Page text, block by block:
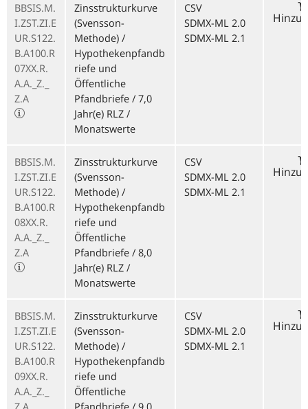
BBSIS.M.
I.ZST.ZI.E
UR.S122.
B.A100.R
07XX.R.
A.A._Z._
Z.A
Zinsstrukturkurve
(Svensson-
Methode) /
Hypothekenpfandb
riefe und
Öffentliche
Pfandbriefe / 7,0
Jahr(e) RLZ /
Monatswerte
CSV
SDMX-ML 2.0
SDMX-ML 2.1
BBSIS.M.
I.ZST.ZI.E
UR.S122.
B.A100.R
08XX.R.
A.A._Z._
Z.A
Zinsstrukturkurve
(Svensson-
Methode) /
Hypothekenpfandb
riefe und
Öffentliche
Pfandbriefe / 8,0
Jahr(e) RLZ /
Monatswerte
CSV
SDMX-ML 2.0
SDMX-ML 2.1
BBSIS.M.
I.ZST.ZI.E
UR.S122.
B.A100.R
09XX.R.
A.A._Z._
Z.A
Zinsstrukturkurve
(Svensson-
Methode) /
Hypothekenpfandb
riefe und
Öffentliche
Pfandbriefe / 9,0
CSV
SDMX-ML 2.0
SDMX-ML 2.1